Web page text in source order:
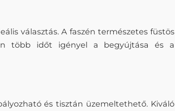
választás. A faszén természetes füstös
több időt igényel a begyújtása és a
és tisztán üzemeltethető. Kiváló